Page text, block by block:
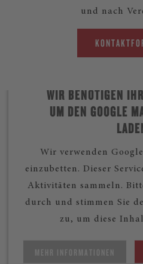
und nach
WIR BENÖTIGEN
UM DEN GOOGLE
Wir verwenden
einzubetten. Dieser
Aktivitäten sammeln.
durch und stimmen Sie
zu, um diese
MEHR INFORMATIONEN